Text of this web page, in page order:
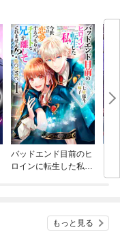
バッドエンド目前のヒ
ロインに転生した私、
もっと見る